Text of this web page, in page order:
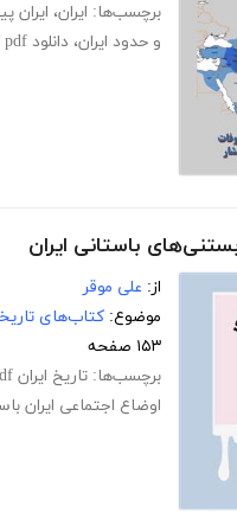
برچسب‌ها: ایران، ایران
و حدود ایران، دانلود pdf کتاب نام و حدود ایران
باستانی ایران
از: علی موقر
موضوع: کتاب‌های
۱۵۳ صفحه
برچسب‌ها: تاریخ ایران pdf
اوضاع اجتماعی ایران